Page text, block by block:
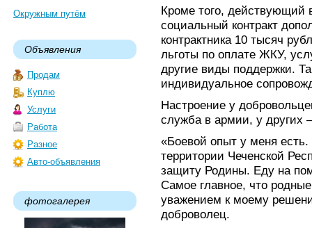
Окружным путём
Объявления
Продам
Куплю
Услуги
Работа
Разное
Авто-объявления
фотогалерея
Кроме того, действующий
социальный контракт
контрактника 10 тысяч
льготы по оплате ЖКУ,
другие виды поддержки.
индивидуальное
Настроение у
служба в армии, у других
«Боевой опыт у меня
территории Чеченской
защиту Родины. Еду на
Самое главное, что
уважением к моему
доброволец.